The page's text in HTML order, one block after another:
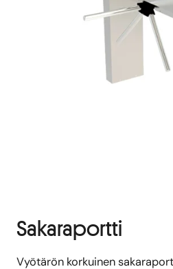
Sakaraportti
Vyötärön korkuinen